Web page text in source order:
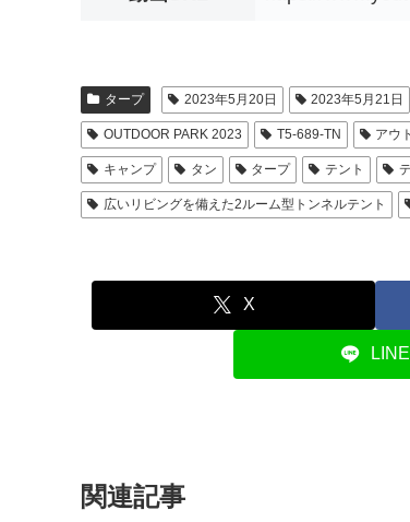
タープ 2023年5月20日 2023年5月21日
OUTDOOR PARK 2023 T5-689-TN アウ
キャンプ タン タープ テント
広いリビングを備えた2ルーム型トンネルテント
X
LINE
関連記事